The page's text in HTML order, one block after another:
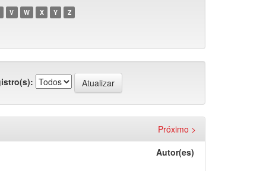
V W X Y Z
Próximo >
Autor(es)